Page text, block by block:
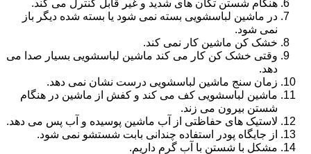
هنگام شستن تکان های شدید و غیر قابل کنترل می کند.
در ماشین لباسشویی بسته نمی شود یا بسته شده دیگر باز
نمی شود.
خشک کن ماشین کار نمی کند.
وقتی خشک کن کار می کند ماشین لباسشویی بسیار صدا می
دهد.
زمان سنج ماشین لباسشویی درست نشان نمی دهد.
ماشین لباسشویی کف می کند و کفش از ماشین در هنگام
شستن بیرون می زند.
لاستیک های حفاظتی از آب ماشین پوسیده و آب پس می دهد.
از جایگاه پودر استفاده چندانی بابت شستشو نمی شود.
مشکل با شستن با آب گرم داریم.